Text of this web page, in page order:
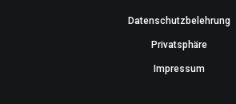
Datenschutzbelehrung
Privatsphäre
Impressum